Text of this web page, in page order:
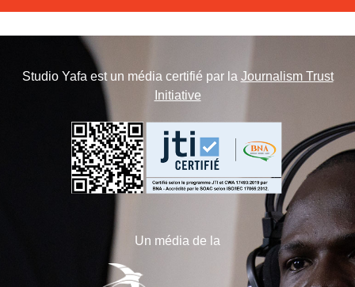
Studio Yafa est un média certifié par la Journalism Trust
Initiative
Un média de la